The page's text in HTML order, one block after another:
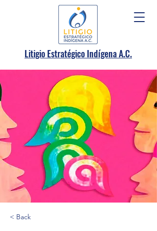
Litigio Estratégico Indígena A.C.
< Back